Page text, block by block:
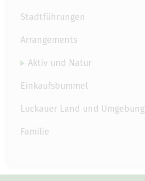
Stadtführungen
Arrangements
Aktiv und Natur
Einkaufsbummel
Luckauer Land und Umgebung
Familie